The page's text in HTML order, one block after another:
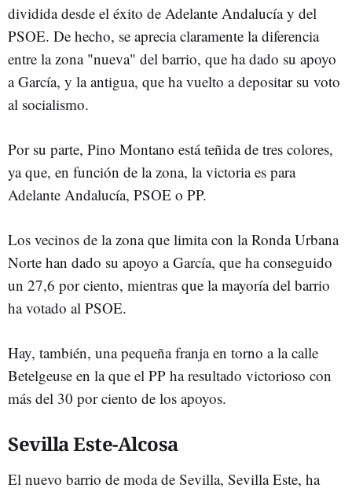
dividida desde el éxito de Adelante Andalucía y del
PSOE. De hecho, se aprecia claramente la diferencia
entre la zona "nueva" del barrio, que ha dado su apoyo
a García, y la antigua, que ha vuelto a depositar su voto
al socialismo.
Por su parte, Pino Montano está teñida de tres colores,
ya que, en función de la zona, la victoria es para
Adelante Andalucía, PSOE o PP.
Los vecinos de la zona que limita con la Ronda Urbana
Norte han dado su apoyo a García, que ha conseguido
un 27,6 por ciento, mientras que la mayoría del barrio
ha votado al PSOE.
Hay, también, una pequeña franja en torno a la calle
Betelgeuse en la que el PP ha resultado victorioso con
más del 30 por ciento de los apoyos.
Sevilla Este-Alcosa
El nuevo barrio de moda de Sevilla, Sevilla Este, ha